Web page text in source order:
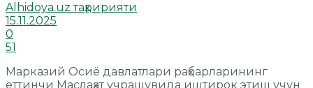
Alhidoya.uz таҳририяти
15.11.2025
0
51
Марказий Осиё давлатлари раҳбарларининг
еттинчи Маслаҳат учрашувида иштирок этиш учун